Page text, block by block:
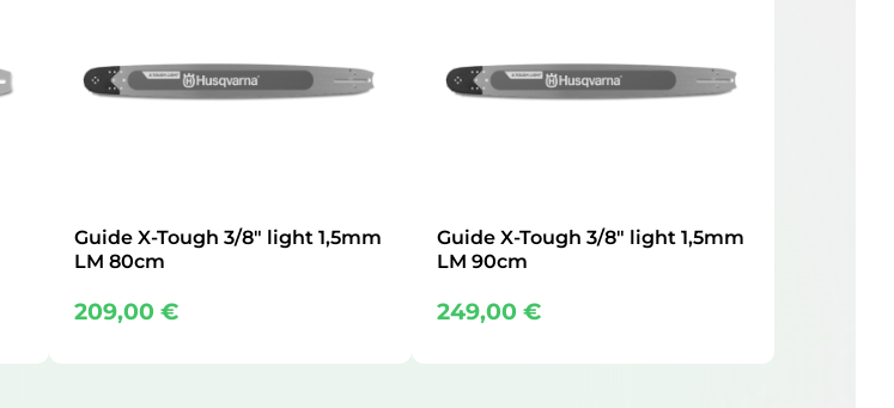
Guide X-Tough 3/8″ light 1,5mm
LM 80cm
209,00€
Guide X-Tough 3/8″ light 1,5mm
LM 90cm
249,00€